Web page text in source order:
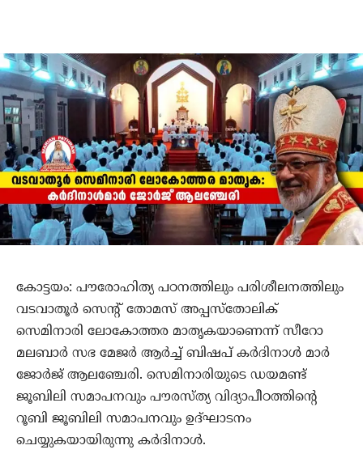
കോട്ടയം: പൗരോഹിത്യ പഠനത്തിലും പരിശീലനത്തിലും
വടവാതൂര്‍ സെന്റ് തോമസ് അപ്പസ്‌തോലിക്
സെമിനാരി ലോകോത്തര മാതൃകയാണെന്ന് സീറോ
മലബാര്‍ സഭ മേജര്‍ ആര്‍ച്ച് ബിഷപ് കര്‍ദിനാള്‍ മാര്‍
ജോര്‍ജ് ആലഞ്ചേരി. സെമിനാരിയുടെ ഡയമണ്ട്
ജൂബിലി സമാപനവും പൗരസ്ത്യ വിദ്യാപീഠത്തിന്റെ
റൂബി ജൂബിലി സമാപനവും ഉദ്ഘാടനം
ചെയ്യുകയായിരുന്നു കര്‍ദിനാള്‍.